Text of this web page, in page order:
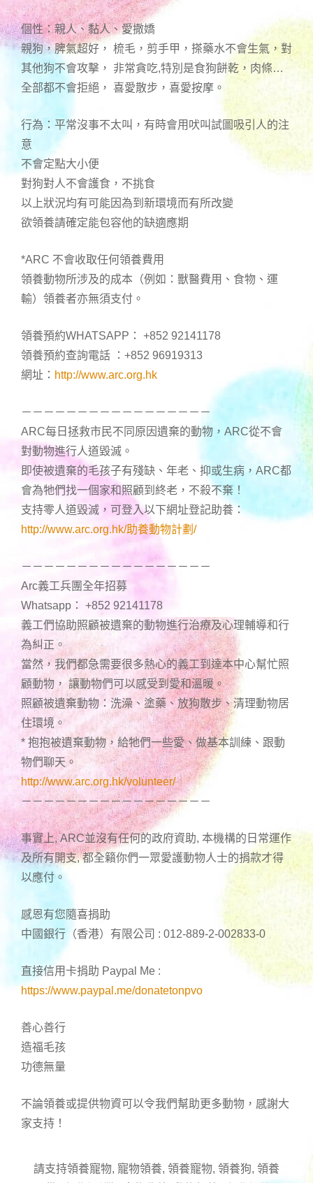
個性：親人、黏人、愛撒嬌
親狗，脾氣超好， 梳毛，剪手甲，搽藥水不會生氣，對
其他狗不會攻擊， 非常貪吃,特別是食狗餅乾，肉條…
全部都不會拒絕， 喜愛散步，喜愛按摩。
行為：平常沒事不太叫，有時會用吠叫試圖吸引人的注
意
不會定點大小便
對狗對人不會護食，不挑食
以上狀況均有可能因為到新環境而有所改變
欲領養請確定能包容他的缺適應期
*ARC 不會收取任何領養費用
領養動物所涉及的成本（例如：獸醫費用、食物、運
輸）領養者亦無須支付。
領養預約WHATSAPP： +852 92141178
領養預約查詢電話 ：+852 96919313
網址： http://www.arc.org.hk
－－－－－－－－－－－－－－－－－
ARC每日拯救市民不同原因遺棄的動物，ARC從不會
對動物進行人道毀滅。
即使被遺棄的毛孩子有殘缺、年老、抑或生病，ARC都
會為牠們找一個家和照顧到終老，不殺不棄！
支持零人道毀滅，可登入以下網址登記助養：
http://www.arc.org.hk/助養動物計劃/
－－－－－－－－－－－－－－－－－
Arc義工兵團全年招募
Whatsapp： +852 92141178
義工們協助照顧被遺棄的動物進行治療及心理輔導和行
為糾正。
當然，我們都急需要很多熱心的義工到達本中心幫忙照
顧動物， 讓動物們可以感受到愛和溫暖。
照顧被遺棄動物：洗澡、塗藥、放狗散步、清理動物居
住環境。
* 抱抱被遺棄動物，給牠們一些愛、做基本訓練、跟動
物們聊天。
http://www.arc.org.hk/volunteer/
－－－－－－－－－－－－－－－－－
事實上, ARC並沒有任何的政府資助, 本機構的日常運作
及所有開支, 都全籟你們一眾愛護動物人士的捐款才得
以應付。
感恩有您隨喜捐助
中國銀行（香港）有限公司 : 012-889-2-002833-0
直接信用卡捐助 Paypal Me :
https://www.paypal.me/donatetonpvo
善心善行
造福毛孩
功德無量
不論領養或提供物資可以令我們幫助更多動物，感謝大
家支持！
請支持領養寵物, 寵物領養, 領養寵物, 領養狗, 領養